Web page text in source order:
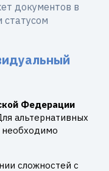
документов в
статусом
Федерации
альтернативных
сложностей с